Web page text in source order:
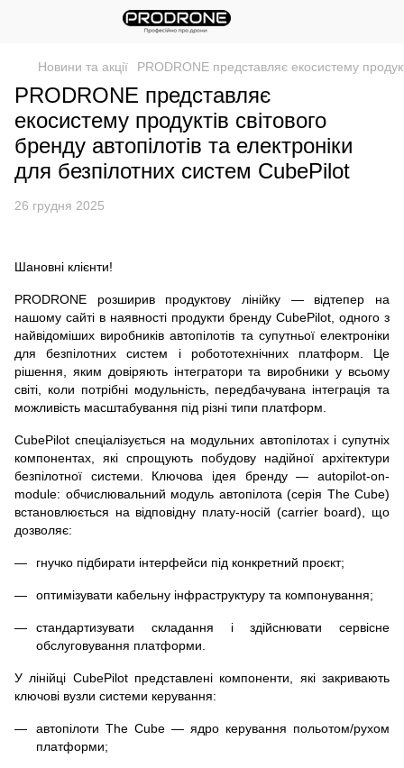
Новини та акції PRODRONE представляє екосистему
PRODRONE представляє
екосистему продуктів світового
бренду автопілотів та електроніки
для безпілотних систем CubePilot
26 грудня 2025
Шановні клієнти!
PRODRONE розширив продуктову лінійку — відтепер на
нашому сайті в наявності продукти бренду CubePilot, одного з
найвідоміших виробників автопілотів та супутньої електроніки
для безпілотних систем і робототехнічних платформ. Це
рішення, яким довіряють інтегратори та виробники у всьому
світі, коли потрібні модульність, передбачувана інтеграція та
можливість масштабування під різні типи платформ.
CubePilot спеціалізується на модульних автопілотах і супутніх
компонентах, які спрощують побудову надійної архітектури
безпілотної системи. Ключова ідея бренду — autopilot-on-
module: обчислювальний модуль автопілота (серія The Cube)
встановлюється на відповідну плату-носій (carrier board), що
дозволяє:
гнучко підбирати інтерфейси під конкретний проєкт;
оптимізувати кабельну інфраструктуру та компонування;
стандартизувати складання і здійснювати сервісне
обслуговування платформи.
У лінійці CubePilot представлені компоненти, які закривають
ключові вузли системи керування:
автопілоти The Cube — ядро керування польотом/рухом
платформи;